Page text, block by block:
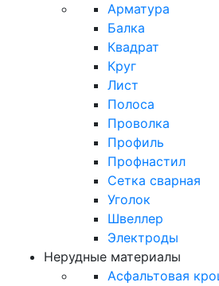
Арматура
Балка
Квадрат
Круг
Лист
Полоса
Проволка
Профиль
Профнастил
Сетка сварная
Уголок
Швеллер
Электроды
Нерудные материалы
Асфальтовая